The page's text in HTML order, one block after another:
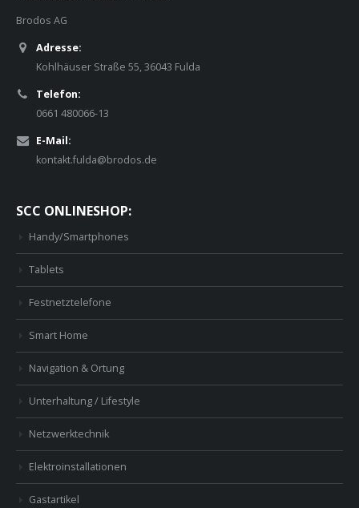
Brodos AG
Adresse:
Kohlhäuser Straße 55, 36043 Fulda
Telefon:
0661 480066-13
E-Mail:
kontakt.fulda@brodos.de
SCC ONLINESHOP:
Handy/Smartphones
Tablets
Festnetztelefone
Smart Home
Navigation & Ortung
Unterhaltung / Lifestyle
Netzwerktechnik
Elektroinstallationen
Gastartikel